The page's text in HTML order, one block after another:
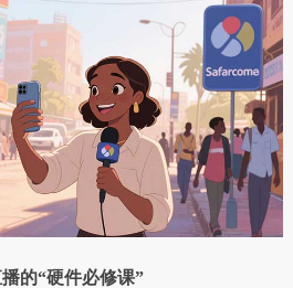
的“硬件必修课”